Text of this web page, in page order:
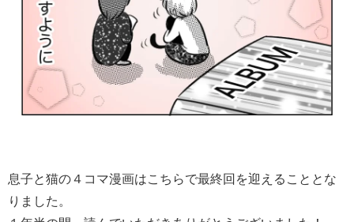
息子と猫の４コマ漫画はこちらで最終回を迎えることとな
りました。